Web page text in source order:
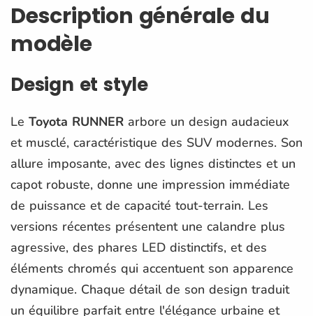
Description générale du
modèle
Design et style
Le Toyota RUNNER arbore un design audacieux
et musclé, caractéristique des SUV modernes. Son
allure imposante, avec des lignes distinctes et un
capot robuste, donne une impression immédiate
de puissance et de capacité tout-terrain. Les
versions récentes présentent une calandre plus
agressive, des phares LED distinctifs, et des
éléments chromés qui accentuent son apparence
dynamique. Chaque détail de son design traduit
un équilibre parfait entre l'élégance urbaine et